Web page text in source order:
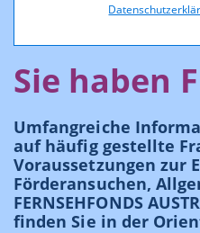
Sie haben
Umfangreiche
auf häufig gestellte
Voraussetzungen zur
Förderansuchen,
FERNSEHFONDS
finden Sie in der